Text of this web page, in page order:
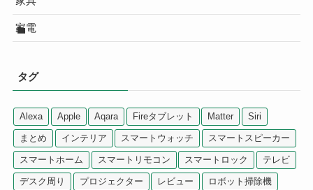
家電
タグ
Alexa Apple Aqara Fireタブレット Matter Siri
まとめ インテリア スマートウォッチ スマートスピーカー
スマートホーム スマートリモコン スマートロック テレビ
デスク周り プロジェクター レビュー ロボット掃除機